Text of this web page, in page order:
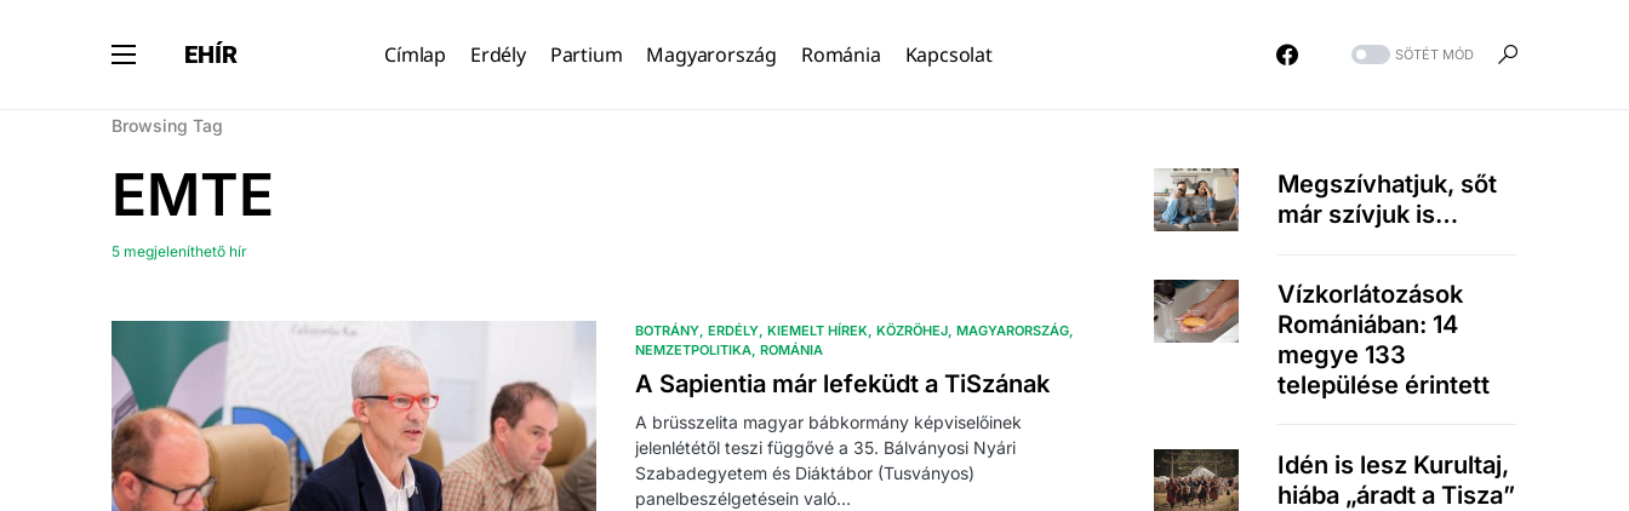
EHÍR Címlap Erdély Partium Magyarország Románia Kapcsolat SÖTÉT MÓD
Browsing Tag
EMTE
5 megjeleníthető hír
BOTRÁNY ERDÉLY KIEMELT HÍREK KÖZRÖHEJ MAGYARORSZÁG
NEMZETPOLITIKA ROMÁNIA
A Sapientia már lefeküdt a TiSzának
A brüsszelita magyar bábkormány képviselőinek
jelenlététől teszi függővé a 35. Bálványosi Nyári
Szabadegyetem és Diáktábor (Tusványos)
panelbeszélgetésein való…
Megszívhatjuk, sőt
már szívjuk is…
Vízkorlátozások
Romániában: 14
megye 133
települése érintett
Idén is lesz Kurultaj,
hiába „áradt a Tisza”